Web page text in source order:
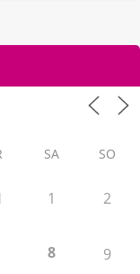
SA SO
1 2
8 9